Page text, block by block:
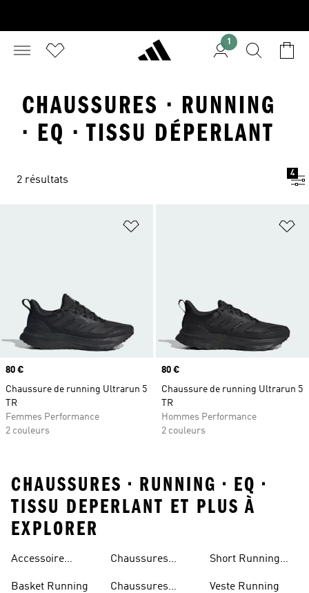
1
CHAUSSURES · RUNNING
· EQ · TISSU DÉPERLANT
2 résultats
4
Ajouter à la Liste de produits
Prix
80 €
Chaussure de running Ultrarun 5
TR
Femmes Performance
2 couleurs
Prix
80 €
Chaussure de running Ultrarun 5
TR
Hommes Performance
2 couleurs
CHAUSSURES • RUNNING • EQ •
TISSU DEPERLANT ET PLUS À
EXPLORER
Accessoire
Basket Running
Chaussures
Chaussures
Short Running
Veste Running